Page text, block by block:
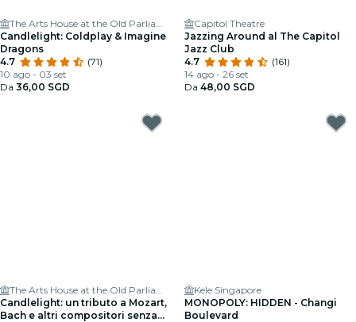
The Arts House at the Old Parliament
Candlelight: Coldplay & Imagine
Dragons
4.7
(71)
10 ago - 03 set
Da 36,00 SGD
Capitol Theatre
Jazzing Around al The Capitol
Jazz Club
4.7
(161)
14 ago - 26 set
Da 48,00 SGD
The Arts House at the Old Parliament
Candlelight: un tributo a Mozart,
Bach e altri compositori senza
Kele Singapore
MONOPOLY: HIDDEN - Changi
Boulevard